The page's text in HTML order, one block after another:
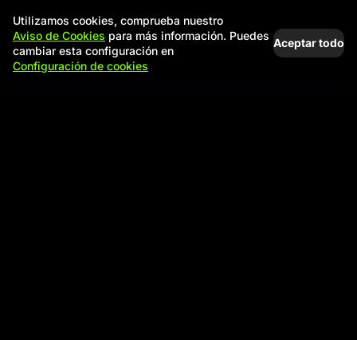
Utilizamos cookies, comprueba nuestro
Aviso de Cookies para más información. Puedes
cambiar esta configuración en
Configuración de cookies
Aceptar todo